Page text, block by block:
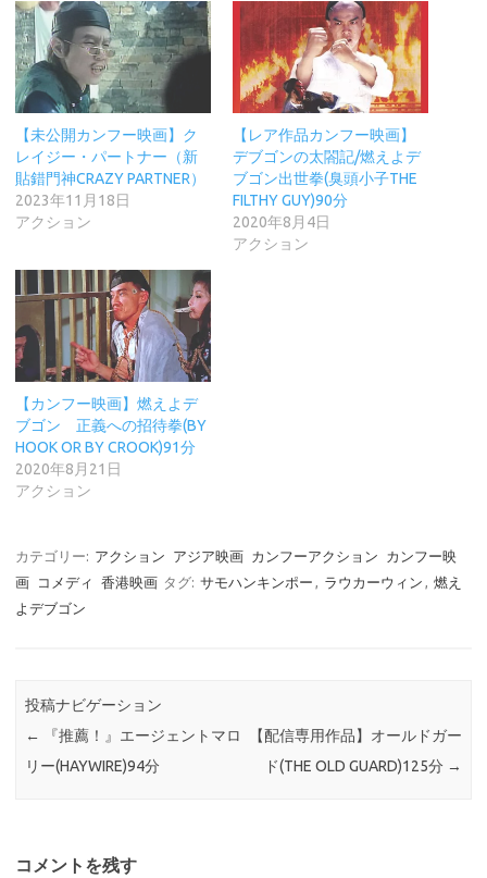
【未公開カンフー映画】ク
レイジー・パートナー（新
貼錯門神CRAZY PARTNER）
2023年11月18日
アクション
【レア作品カンフー映画】
デブゴンの太閤記/燃えよデ
ブゴン出世拳(臭頭小子THE
FILTHY GUY)90分
2020年8月4日
アクション
【カンフー映画】燃えよデ
ブゴン 正義への招待拳(BY
HOOK OR BY CROOK)91分
2020年8月21日
アクション
カテゴリー: アクション アジア映画 カンフーアクション
カンフー映
画
コメディ 香港映画 タグ: サモハンキンポー ラウカーウィン
燃え
よデブゴン
投稿ナビゲーション
←
『推薦！』エージェントマロ
リー(HAYWIRE)94分
【配信専用作品】オールドガー
ド(THE OLD GUARD)125分 →
コメントを残す